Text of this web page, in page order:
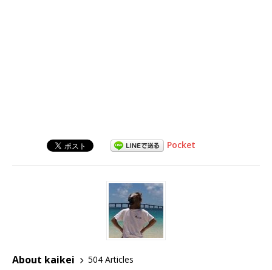
Pocket
About kaikei
504 Articles